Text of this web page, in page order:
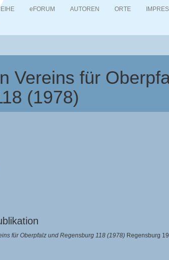
eFORUM AUTOREN ORTE
Vereins für
(1978)
für Oberpfalz und Regensburg 118 (1978) Regensburg